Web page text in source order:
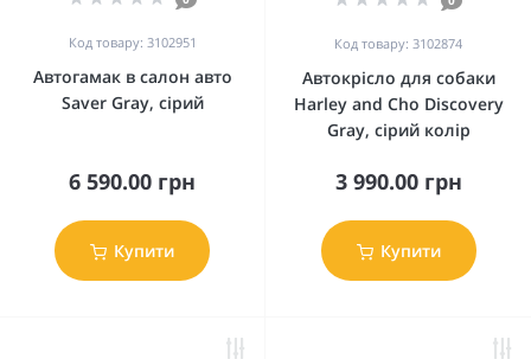
Код товару: 3102951
Автогамак в салон авто
Saver Gray, сірий
6 590.00 грн
Купити
Код товару: 3102874
Автокрісло для собаки
Harley and Cho Discovery
Gray, сірий колір
3 990.00 грн
Купити